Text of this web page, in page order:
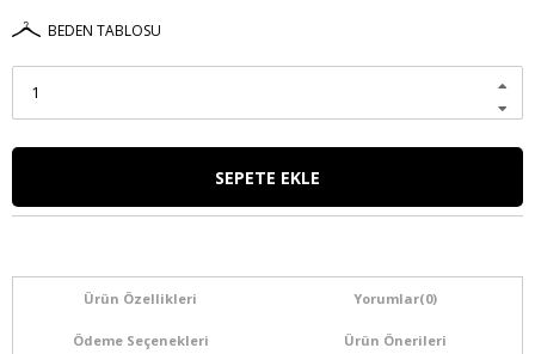
BEDEN TABLOSU
Ürün Özellikleri Yorumlar(0)
Ödeme Seçenekleri Ürün Önerileri